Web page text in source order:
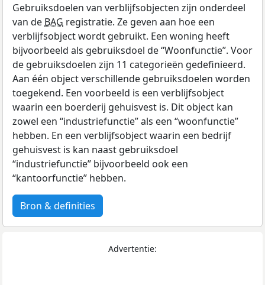
Gebruiksdoelen van verblijfsobjecten zijn onderdeel
van de BAG registratie. Ze geven aan hoe een
verblijfsobject wordt gebruikt. Een woning heeft
bijvoorbeeld als gebruiksdoel de “Woonfunctie”. Voor
de gebruiksdoelen zijn 11 categorieën gedefinieerd.
Aan één object verschillende gebruiksdoelen worden
toegekend. Een voorbeeld is een verblijfsobject
waarin een boerderij gehuisvest is. Dit object kan
zowel een “industriefunctie” als een “woonfunctie”
hebben. En een verblijfsobject waarin een bedrijf
gehuisvest is kan naast gebruiksdoel
“industriefunctie” bijvoorbeeld ook een
“kantoorfunctie” hebben.
Bron & definities
Advertentie: